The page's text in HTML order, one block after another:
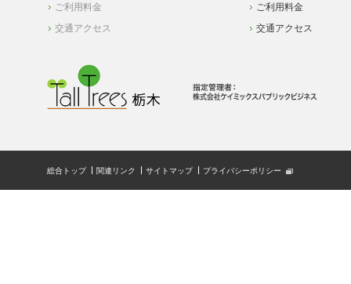
ご利用料金
交通アクセス
ご利用料金
交通アクセス
総合トップ 関連リンク サイトマップ プライバシーポリシー